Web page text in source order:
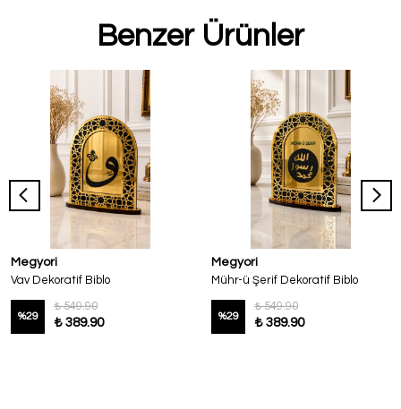
Benzer Ürünler
Megyori
Vav Dekoratif Biblo
%29
₺ 549.90
₺ 389.90
Megyori
Mühr-ü Şerif Dekoratif Biblo
%29
₺ 549.90
₺ 389.90